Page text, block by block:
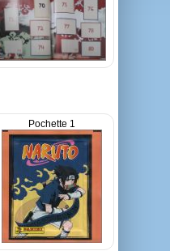
Pochette 1